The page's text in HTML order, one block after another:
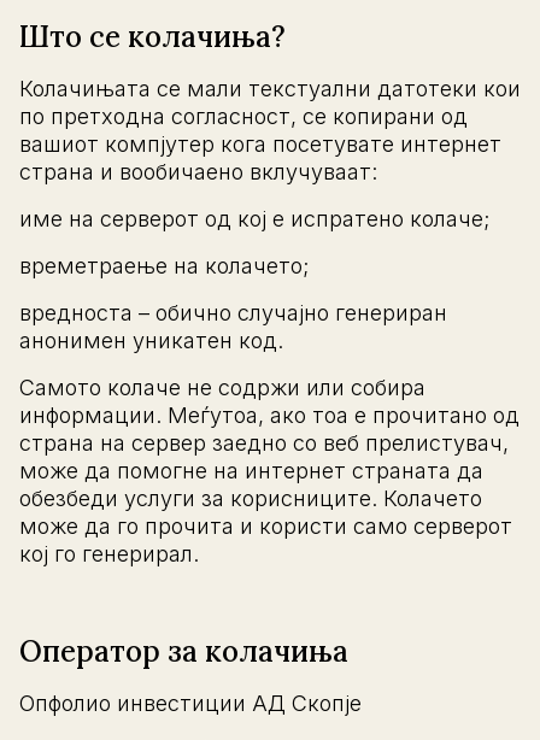
Што се колачиња?
Колачињата се мали текстуални датотеки кои
по претходна согласност, се копирани од
вашиот компјутер кога посетувате интернет
страна и вообичаено вклучуваат:
име на серверот од кој е испратено колаче;
времетраење на колачето;
вредноста – обично случајно генериран
анонимен уникатен код.
Самото колаче не содржи или собира
информации. Меѓутоа, ако тоа е прочитано од
страна на сервер заедно со веб прелистувач,
може да помогне на интернет страната да
обезбеди услуги за корисниците. Колачето
може да го прочита и користи само серверот
кој го генерирал.
Оператор за колачиња
Опфолио инвестиции АД Скопје